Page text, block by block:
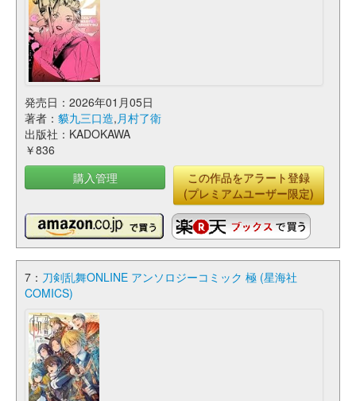
発売日：2026年01月05日
著者： 貘九三口造,月村了衛
出版社：KADOKAWA
￥836
購入管理
この作品をアラート登録
(プレミアムユーザー限定)
7： 刀剣乱舞ONLINE アンソロジーコミック 極 (星海社
COMICS)